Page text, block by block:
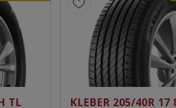
TL
KLEBER 205/40R 17